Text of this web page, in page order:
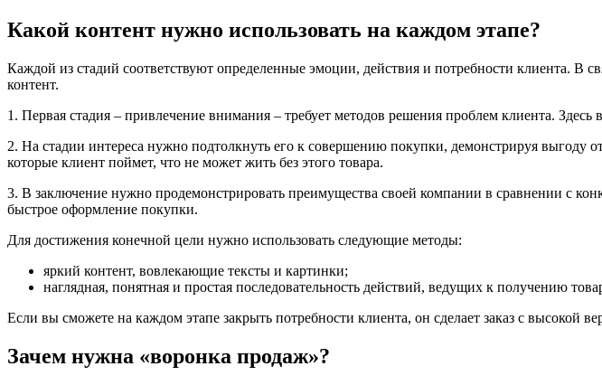
Какой контент нужно использовать на каждом этапе?
Каждой из стадий соответствуют определенные эмоции, действия и потребности клиента. В
контент.
1. Первая стадия – привлечение внимания – требует методов решения проблем клиента.
2. На стадии интереса нужно подтолкнуть его к совершению покупки, демонстрируя выгоду
которые клиент поймет, что не может жить без этого товара.
3. В заключение нужно продемонстрировать преимущества своей компании в сравнении с
быстрое оформление покупки.
Для достижения конечной цели нужно использовать следующие методы:
яркий контент, вовлекающие тексты и картинки;
наглядная, понятная и простая последовательность действий, ведущих к получению
Если вы сможете на каждом этапе закрыть потребности клиента, он сделает заказ с высокой
Зачем нужна «воронка продаж»?